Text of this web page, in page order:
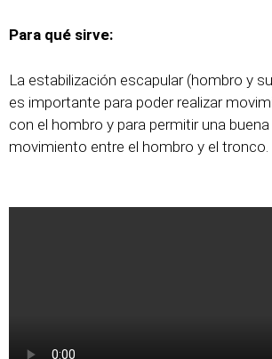
Para qué sirve:
La estabilización escapular (hombro y
es importante para poder realizar
con el hombro y para permitir una
movimiento entre el hombro y el tronco.